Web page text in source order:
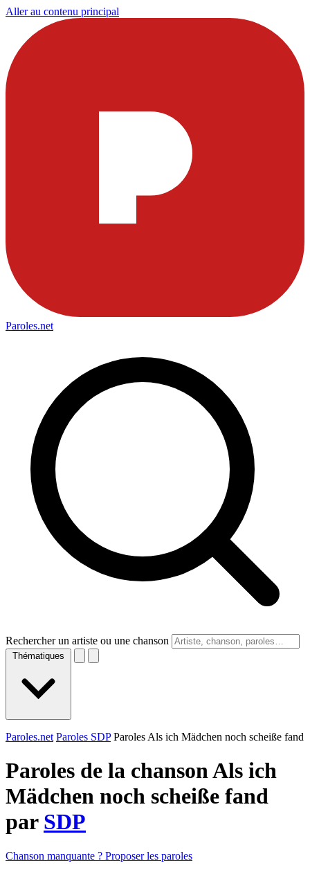
Aller au contenu principal
Paroles.net
Rechercher un artiste ou une chanson
Thématiques
Paroles.net Paroles SDP Paroles Als ich Mädchen noch scheiße fand
Paroles de la chanson Als ich
Mädchen noch scheiße fand
par SDP
Chanson manquante ? Proposer les paroles